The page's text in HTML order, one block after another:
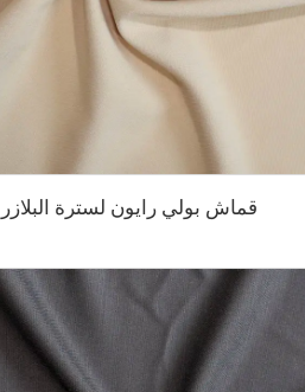
قماش بولي رايون لسترة البلازر